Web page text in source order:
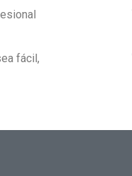
fácil,